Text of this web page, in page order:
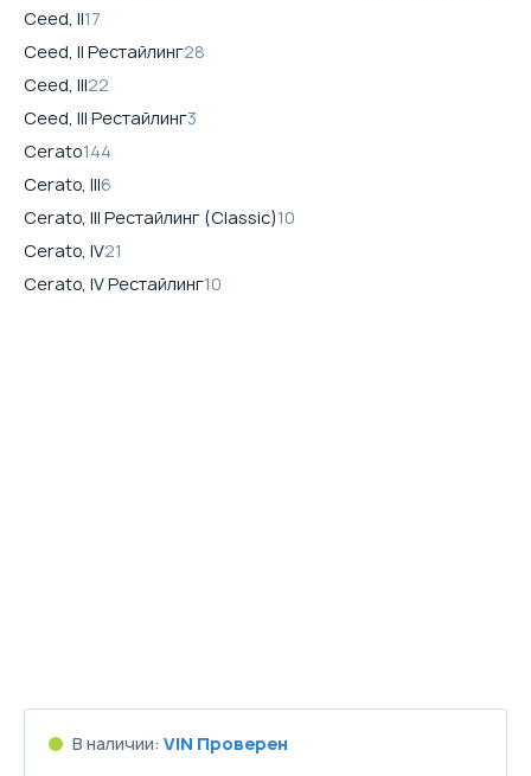
Ceed, II17
Ceed, II Рестайлинг28
Ceed, III22
Ceed, III Рестайлинг3
Cerato144
Cerato, III6
Cerato, III Рестайлинг (Classic)10
Cerato, IV21
Cerato, IV Рестайлинг10
В наличии: VIN Проверен